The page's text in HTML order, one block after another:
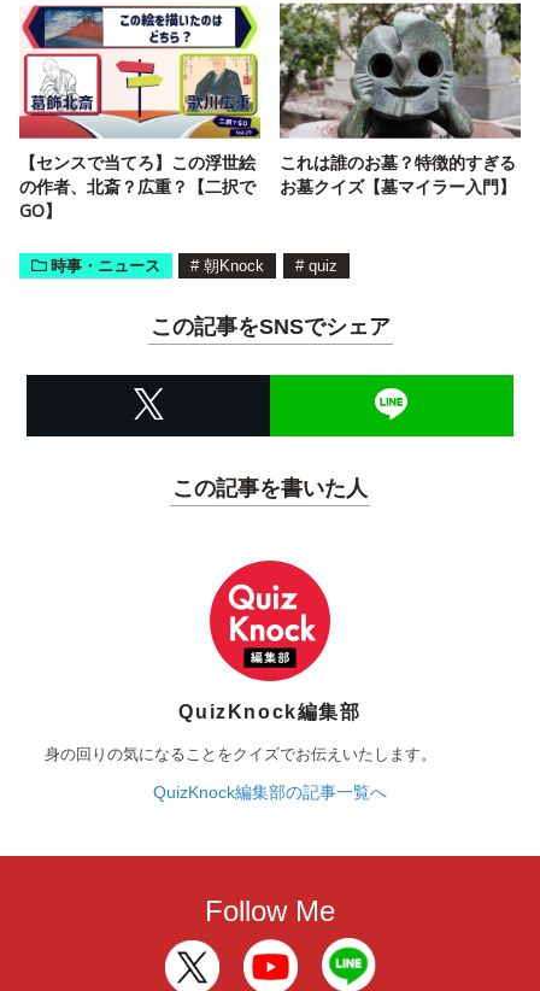
【センスで当てろ】この浮世絵
の作者、北斎？広重？【二択で
GO】
これは誰のお墓？特徴的すぎる
お墓クイズ【墓マイラー入門】
時事・ニュース # 朝Knock # quiz
この記事をSNSでシェア
この記事を書いた人
QuizKnock編集部
身の回りの気になることをクイズでお伝えいたします。
QuizKnock編集部の記事一覧へ
Follow Me